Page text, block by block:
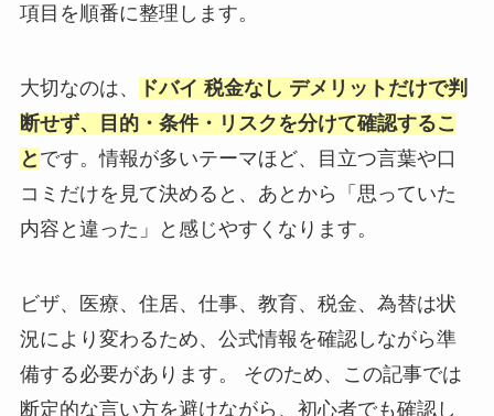
項目を順番に整理します。
大切なのは、
ドバイ 税金なし デメリットだけで判
断せず、目的・条件・リスクを分けて確認するこ
と です。情報が多いテーマほど、目立つ言葉や口
コミだけを見て決めると、あとから「思っていた
内容と違った」と感じやすくなります。
ビザ、医療、住居、仕事、教育、税金、為替は状
況により変わるため、公式情報を確認しながら準
備する必要があります。 そのため、この記事では
断定的な言い方を避けながら、初心者でも確認し